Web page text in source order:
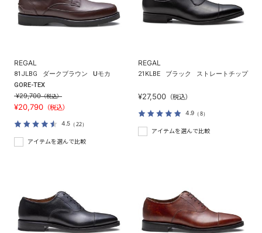
REGAL
81JLBG ダークブラウン
Uモカ
GORE-TEX
¥29,700（税込）
¥20,790 （税込）
4.5 （22）
アイテムを選んで比較
REGAL
21KLBE ブラック ストレートチップ
¥27,500 （税込）
4.9 （8）
アイテムを選んで比較